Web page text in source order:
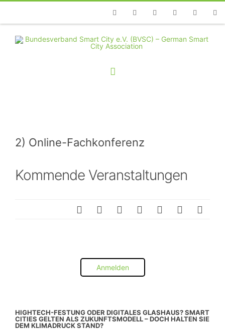
TelefonFacebookTwitterYoutubeInstagramLinkedin
2) Online-Fachkonferenz
Kommende Veranstaltungen
Anmelden
HIGHTECH-FESTUNG ODER DIGITALES GLASHAUS? SMART
CITIES GELTEN ALS ZUKUNFTSMODELL – DOCH HALTEN SIE
DEM KLIMADRUCK STAND?